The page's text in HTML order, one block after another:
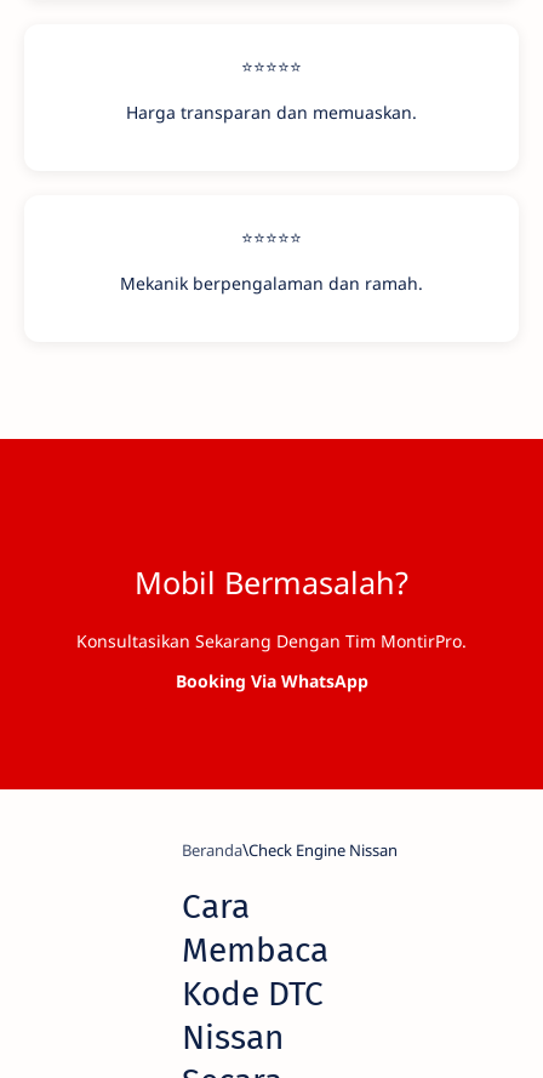
⭐⭐⭐⭐⭐
Harga transparan dan memuaskan.
⭐⭐⭐⭐⭐
Mekanik berpengalaman dan ramah.
Mobil Bermasalah?
Konsultasikan Sekarang Dengan Tim MontirPro.
Booking Via WhatsApp
Beranda Check Engine Nissan
Cara
Membaca
Kode DTC
Nissan